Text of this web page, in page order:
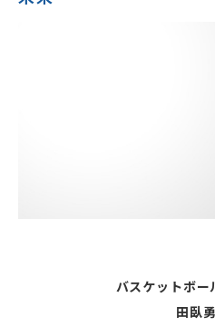
バスケットボー
田臥